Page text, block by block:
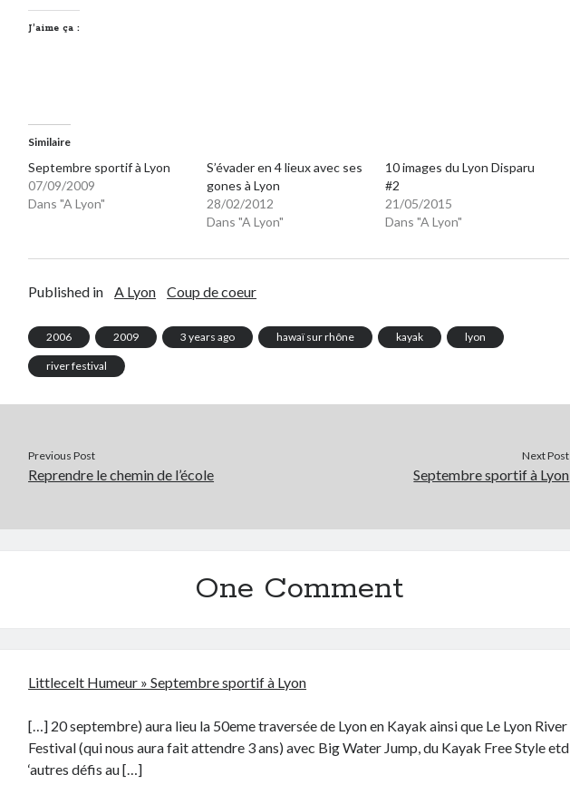
J’aime ça :
Similaire
Septembre sportif à Lyon
07/09/2009
Dans "A Lyon"
S’évader en 4 lieux avec ses
gones à Lyon
28/02/2012
Dans "A Lyon"
10 images du Lyon Disparu
#2
21/05/2015
Dans "A Lyon"
Published in A Lyon Coup de coeur
2006 2009 3 years ago hawaï sur rhône kayak lyon
river festival
Previous Post
Reprendre le chemin de l’école
Next Post
Septembre sportif à Lyon
One Comment
Littlecelt Humeur » Septembre sportif à Lyon
[…] 20 septembre) aura lieu la 50eme traversée de Lyon en Kayak ainsi que Le Lyon River
Festival (qui nous aura fait attendre 3 ans) avec Big Water Jump, du Kayak Free Style etd
‘autres défis au […]